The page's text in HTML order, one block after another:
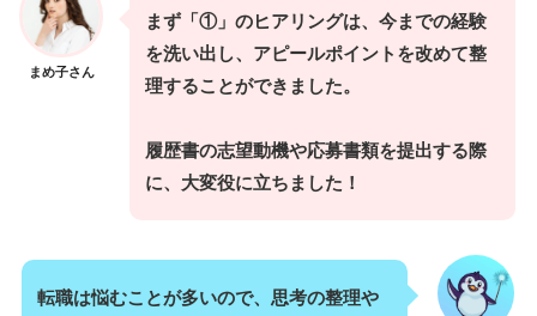
まめ子さん
まず「①」のヒアリングは、今までの経験
を洗い出し、アピールポイントを改めて整
理することができました。
履歴書の志望動機や応募書類を提出する際
に、大変役に立ちました！
転職は悩むことが多いので、思考の整理や